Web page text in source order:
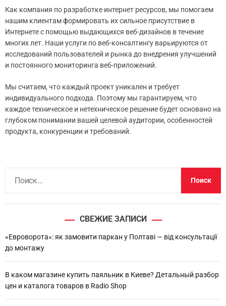
Как компания по разработке интернет ресурсов, мы помогаем
нашим клиентам формировать их сильное присутствие в
Интернете с помощью выдающихся веб-дизайнов в течение
многих лет. Наши услуги по веб-консалтингу варьируются от
исследований пользователей и рынка до внедрения улучшений
и постоянного мониторинга веб-приложений.
Мы считаем, что каждый проект уникален и требует
индивидуального подхода. Поэтому мы гарантируем, что
каждое техническое и нетехническое решение будет основано на
глубоком понимании вашей целевой аудитории, особенностей
продукта, конкуренции и требований.
:
СВЕЖИЕ ЗАПИСИ
«Евроворота»: як замовити паркан у Полтаві — від консультації
до монтажу
В каком магазине купить паяльник в Киеве? Детальный разбор
цен и каталога товаров в Radio Shop